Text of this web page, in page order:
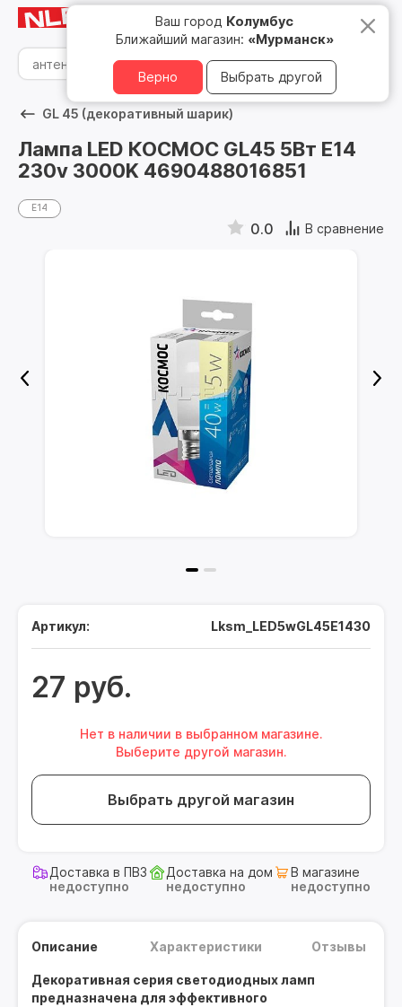
Мурманск
Ваш город Колумбус
Ближайший магазин: «Мурманск»
Верно Выбрать другой
8 800 500 05 15
GL 45 (декоративный шарик)
Лампа LED КОСМОС GL45 5Вт Е14
230v 3000K 4690488016851
E14
0.0 В сравнение
Артикул: Lksm_LED5wGL45E1430
27 руб.
Нет в наличии в выбранном магазине.
Выберите другой магазин.
Выбрать другой магазин
Доставка в ПВЗ
недоступно
Доставка на дом
недоступно
В магазине
недоступно
Описание
Декоративная серия светодиодных ламп
предназначена для эффективного
Характеристики Отзывы